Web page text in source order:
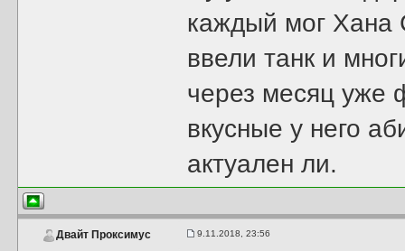
каждый мог Хана
ввели танк и
через месяц уже
вкусные у него
актуален ли.
Двайт Проксимус 9.11.2018, 23:56